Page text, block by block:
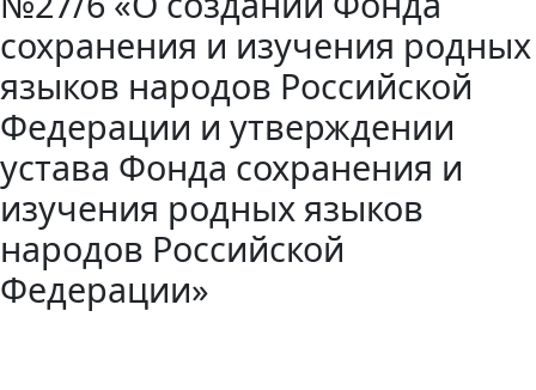
сохранения и изучения родных
языков народов Российской
Федерации и утверждении
устава Фонда сохранения и
изучения родных языков
народов Российской
Федерации»